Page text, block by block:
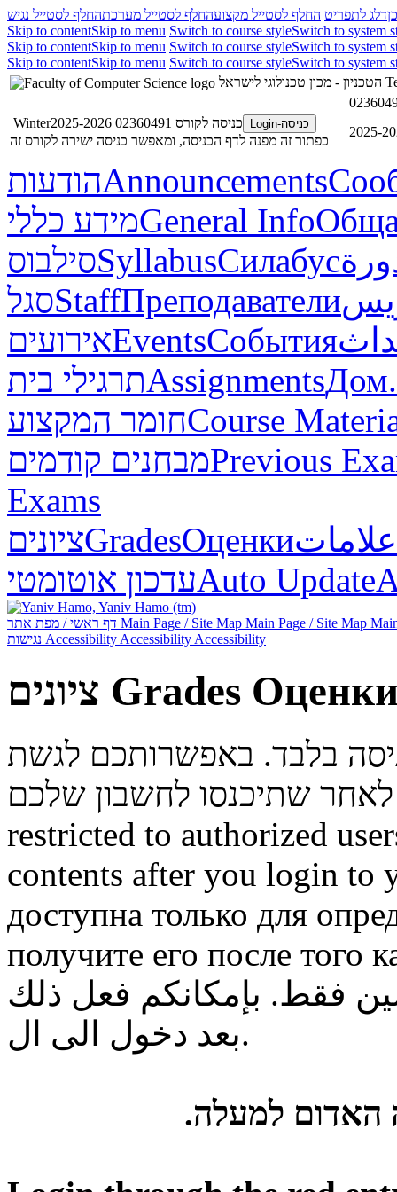
דלג לתפריט החלף לסטייל מקצועהחלף לסטייל מערכתהחלף לסטייל נגיש
Skip to contentSkip to menu Switch to course styleSwitch to system
Skip to contentSkip to menu Switch to course styleSwitch to system
Skip to contentSkip to menu Switch to course styleSwitch to system
כניסה-Login
כניסה לקורס 02360491 Winter2025-2026
כפתור זה מפנה לדף הכניסה, ומאפשר כניסה ישירה לקורס זה
הודעותAnnouncements
מידע כלליGeneral Info
סילבוסSyllabusСилабус
סגלStaffПреподаватели
אירועיםEventsСобытия
תרגילי ביתAssignmentsДом.
חומר המקצועCourse
מבחנים קודמיםPrevious
Exams
ציוניםGradesОценкиعلامات
עדכון אוטומטיAuto Update
Main Page / Site Map Main Page / Site Map
Accessibility Accessibility Accessibility
ציונים Grades
בלבד. באפשרותכם לגשת
restricted to authorized
contents after you login to
доступна только для
получите его после того
فقط. بإمكانكم فعل ذلك
بعد دخول الى ال.
האדום למעלה.